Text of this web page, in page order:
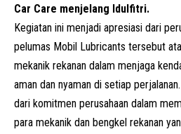
Car Care menjelang Idulfitri.
Kegiatan ini menjadi apresiasi dari
pelumas Mobil Lubricants tersebut
mekanik rekanan dalam menjaga
aman dan nyaman di setiap
dari komitmen perusahaan dalam
para mekanik dan bengkel rekanan